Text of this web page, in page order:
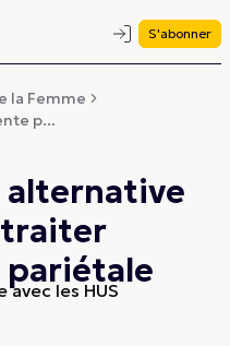
S'abonner
la Femme
p...
alternative
avec les HUS